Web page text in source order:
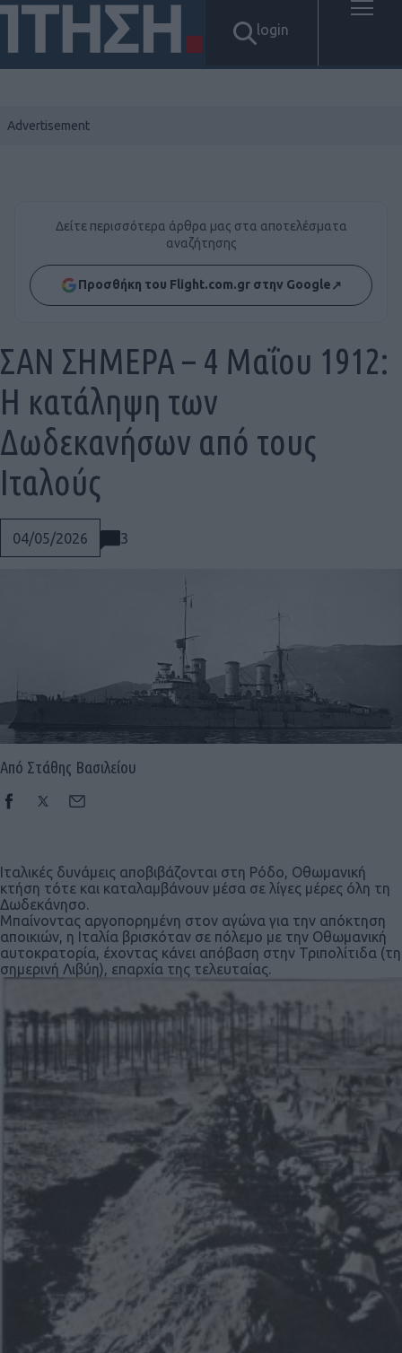
login
Δείτε περισσότερα άρθρα μας στα αποτελέσματα
αναζήτησης
Προσθήκη του Flight.com.gr στην Google↗
04/05/2026 3
ΣΑΝ ΣΗΜΕΡΑ – 4 Μαΐου 1912:
Η κατάληψη των
Δωδεκανήσων από τους
Ιταλούς
Από Στάθης Βασιλείου
Ιταλικές δυνάμεις αποβιβάζονται στη Ρόδο, Οθωμανική
κτήση τότε και καταλαμβάνουν μέσα σε λίγες μέρες όλη τη
Δωδεκάνησο.
Μπαίνοντας αργοπορημένη στον αγώνα για την απόκτηση
αποικιών, η Ιταλία βρισκόταν σε πόλεμο με την Οθωμανική
αυτοκρατορία, έχοντας κάνει απόβαση στην Τριπολίτιδα (τη
σημερινή Λιβύη), επαρχία της τελευταίας.